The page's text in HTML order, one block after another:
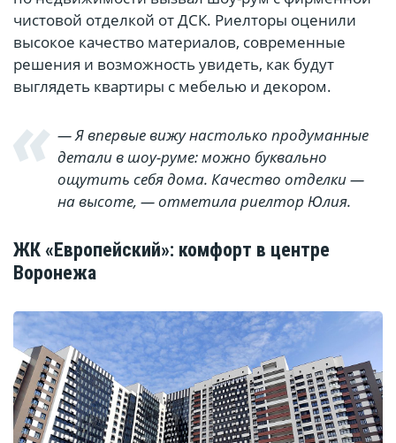
чистовой отделкой от ДСК. Риелторы оценили
высокое качество материалов, современные
решения и возможность увидеть, как будут
выглядеть квартиры с мебелью и декором.
— Я впервые вижу настолько продуманные
детали в шоу-руме: можно буквально
ощутить себя дома. Качество отделки —
на высоте, — отметила риелтор Юлия.
ЖК «Европейский»: комфорт в центре
Воронежа